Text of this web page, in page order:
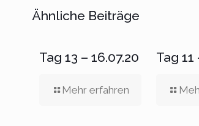
Ähnliche Beiträge
Tag 13 – 16.07.20
Mehr erfahren
Tag 11